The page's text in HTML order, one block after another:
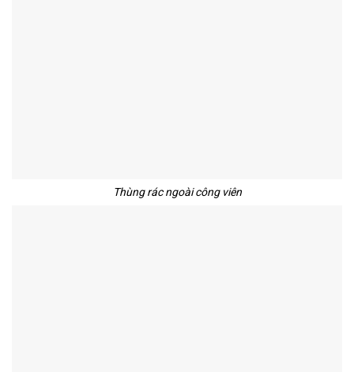
Thùng rác ngoài công viên